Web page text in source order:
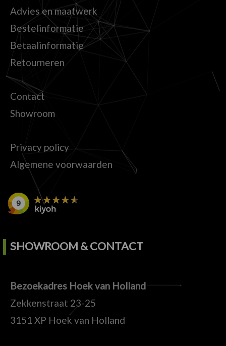
Advies en maatwerk
Bestelinformatie
Betaalinformatie
Retourneren
Contact
Showroom
Privacy policy
Algemene voorwaarden
SHOWROOM & CONTACT
Bezoekadres Hoek van Holland
Zekkenstraat 23-25
3151 XP Hoek van Holland